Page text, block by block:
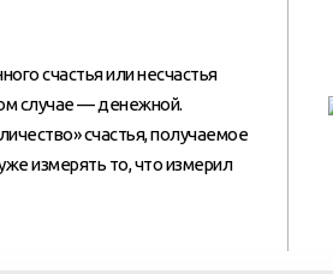
счастья или несчастья
случае — денежной.
счастья, получаемое
измерять то, что измерил